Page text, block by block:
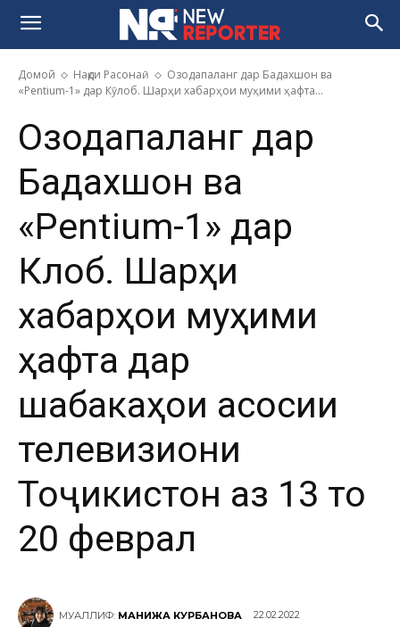
Домой Нақди Расонаӣ
Озодапаланг дар Бадахшон ва
«Pentium-1» дар Кӯлоб. Шарҳи хабарҳои муҳими ҳафта...
Озодапаланг дар
Бадахшон ва
«Pentium-1» дар
Кӯлоб. Шарҳи
хабарҳои муҳими
ҳафта дар
шабакаҳои асосии
телевизиони
Тоҷикистон аз 13 то
20 феврал
МУАЛЛИФ: МАНИЖА КУРБАНОВА 22.02.2022